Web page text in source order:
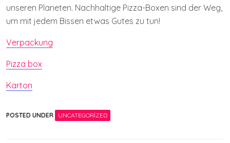
unseren Planeten. Nachhaltige Pizza-Boxen sind der Weg,
um mit jedem Bissen etwas Gutes zu tun!
Verpackung
Pizza box
Karton
POSTED UNDER UNCATEGORIZED